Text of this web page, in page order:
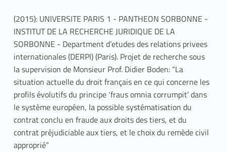
(2015): UNIVERSITE PARIS 1 - PANTHEON SORBONNE -
INSTITUT DE LA RECHERCHE JURIDIQUE DE LA
SORBONNE - Department d’etudes des relations privees
internationales (DERPI) (Paris). Projet de recherche sous
la supervision de Monsieur Prof. Didier Boden: “La
situation actuelle du droit français en ce qui concerne les
profils évolutifs du principe ‘fraus omnia corrumpit’ dans
le système européen, la possible systématisation du
contrat conclu en fraude aux droits des tiers, et du
contrat préjudiciable aux tiers, et le choix du remède civil
approprié”